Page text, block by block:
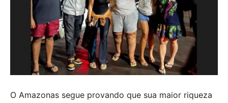
O Amazonas segue provando que sua maior riqueza